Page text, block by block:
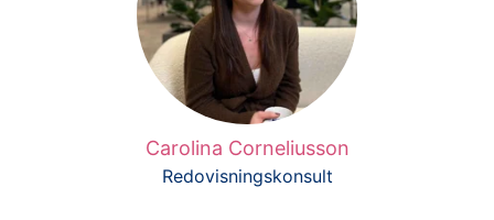
Carolina Corneliusson
Redovisningskonsult